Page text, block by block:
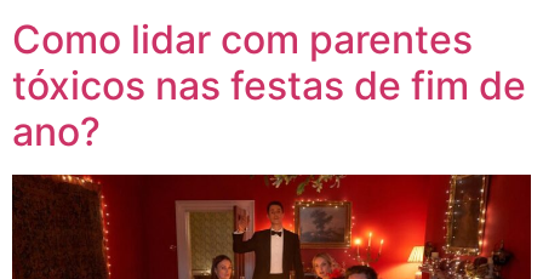
Como lidar com parentes
tóxicos nas festas de fim de
ano?